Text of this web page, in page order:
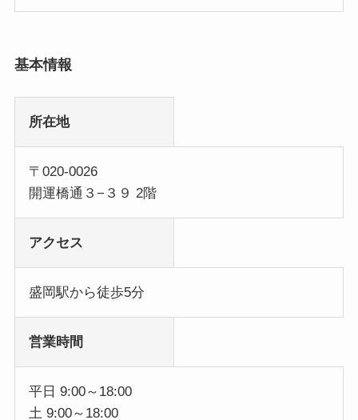
基本情報
所在地
〒020-0026
開運橋通３−３９ 2階
アクセス
盛岡駅から徒歩5分
営業時間
平日 9:00～18:00
土 9:00～18:00